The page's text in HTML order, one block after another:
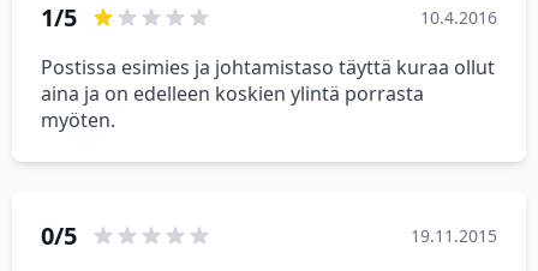
1/5 10.4.2016
Postissa esimies ja johtamistaso täyttä kuraa ollut
aina ja on edelleen koskien ylintä porrasta
myöten.
0/5 19.11.2015